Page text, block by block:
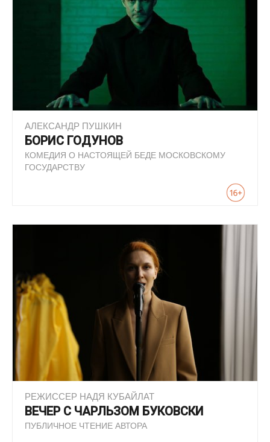
АЛЕКСАНДР ПУШКИН
БОРИС ГОДУНОВ
КОМЕДИЯ О НАСТОЯЩЕЙ БЕДЕ МОСКОВСКОМУ
ГОСУДАРСТВУ
РЕЖИССЕР НАДЯ КУБАЙЛАТ
ВЕЧЕР С ЧАРЛЬЗОМ БУКОВСКИ
ПУБЛИЧНОЕ ЧТЕНИЕ АВТОРА